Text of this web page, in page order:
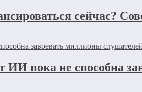
сейчас?
ИИ пока не способна